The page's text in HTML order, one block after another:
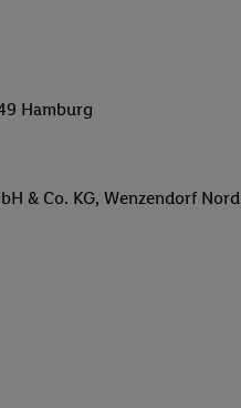
Hamburg
& Co. KG, Wenzendorf Nord